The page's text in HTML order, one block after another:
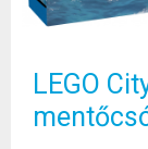
LEGO